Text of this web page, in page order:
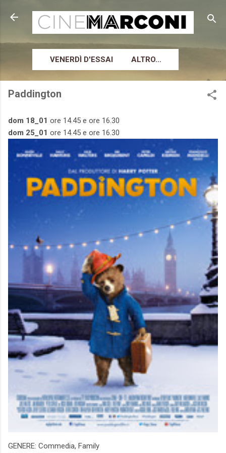
Passa ai contenuti principali
VENERDÌ D'ESSAI ALTRO…
Paddington
dom 18_01 ore 14.45 e ore 16.30
dom 25_01 ore 14.45 e ore 16.30
GENERE: Commedia, Family